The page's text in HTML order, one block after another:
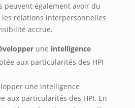
peuvent également avoir du
relations interpersonnelles
accrue.
une intelligence
aux particularités des HPI
une intelligence
aux particularités des HPI. En